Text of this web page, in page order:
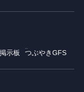
示板 つぶやきGFS